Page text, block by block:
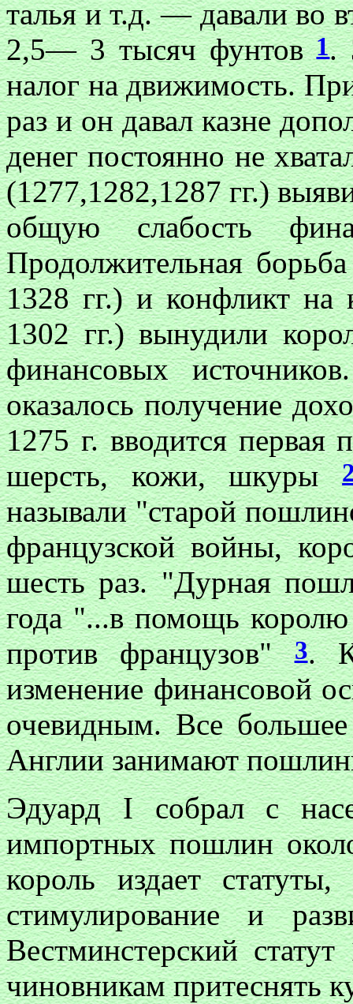
талья и т.д. — давали во
2,5— 3 тысяч фунтов1.
налог на движимость.
раз и он давал казне
денег постоянно не
(1277,1282,1287 гг.)
общую слабость
Продолжительная
1328 гг.) и конфликт на
1302 гг.) вынудили
финансовых
оказалось получение
1275 г. вводится
шерсть, кожи, шкуры
называли "старой
французской войны,
шесть раз. "Дурная
года "...в помощь
против французов"3. К
изменение финансовой
очевидным. Все большее
Англии занимают
Эдуард I собрал с
импортных пошлин
король издает
стимулирование и
Вестминстерский
чиновникам притеснять